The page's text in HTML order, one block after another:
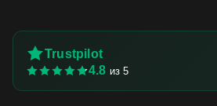
Trustpilot
4.8 из 5